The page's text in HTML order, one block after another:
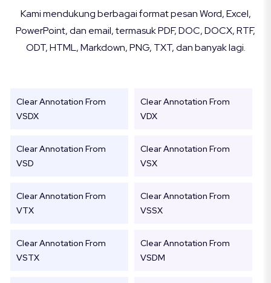
Kami mendukung berbagai format pesan Word, Excel,
PowerPoint, dan email, termasuk PDF, DOC, DOCX, RTF,
ODT, HTML, Markdown, PNG, TXT, dan banyak lagi.
Clear Annotation From
VSDX
Clear Annotation From
VDX
Clear Annotation From
VSD
Clear Annotation From
VSX
Clear Annotation From
VTX
Clear Annotation From
VSSX
Clear Annotation From
VSTX
Clear Annotation From
VSDM